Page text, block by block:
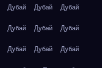
Дубай Дубай Дубай
Дубай Дубай Дубай
Дубай Дубай Дубай